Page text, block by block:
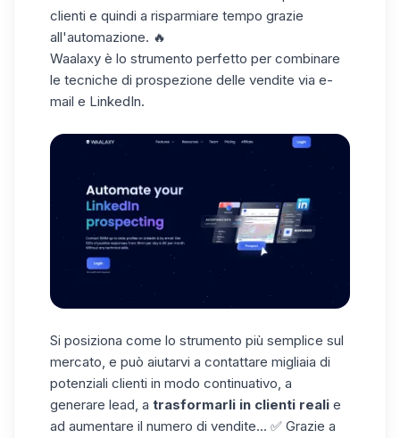
clienti e quindi a risparmiare tempo grazie
all'automazione. 🔥
Waalaxy è lo strumento perfetto per combinare
le tecniche di prospezione delle vendite via e-
mail e LinkedIn.
Si posiziona come lo strumento più semplice sul
mercato, e può aiutarvi a contattare migliaia di
potenziali clienti in modo continuativo, a
generare lead, a trasformarli in clienti reali e
ad aumentare il numero di vendite... ✅ Grazie a